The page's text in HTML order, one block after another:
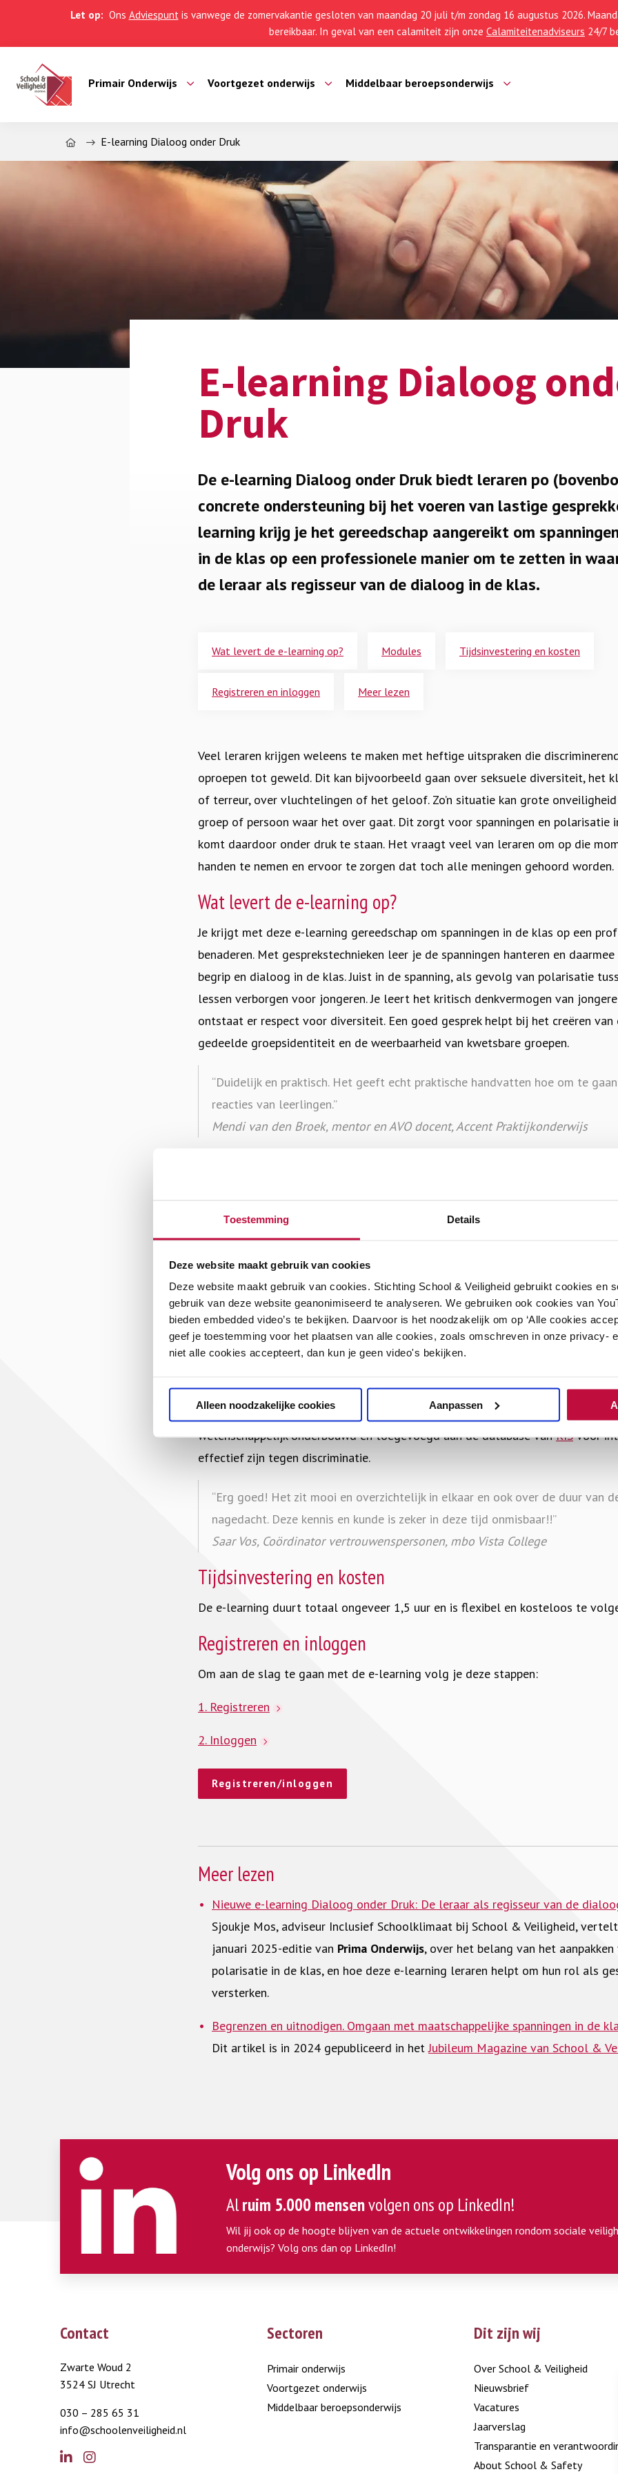
Toestemming Details
Deze website maakt gebruik van cookies
Deze website maakt gebruik van cookies. Stichting School & Veiligheid gebruikt cookies en
gebruik van deze website geanonimiseerd te analyseren. We gebruiken ook cookies van
bieden embedded video’s te bekijken. Daarvoor is het noodzakelijk om op ‘Alle cookies
geef je toestemming voor het plaatsen van alle cookies, zoals omschreven in onze privacy-
niet alle cookies accepteert, dan kun je geen video's bekijken.
Alleen noodzakelijke cookies Aanpassen
Let op: Ons Adviespuntis vanwege de zomervakantie gesloten van maandag 20 juli t/m zondag 16 augustus 2026.
bereikbaar. In geval van een calamiteit zijn onze Calamiteitenadviseurs 24/7
Primair Onderwijs Voortgezet onderwijs Middelbaar beroepsonderwijs
Home E-learning Dialoog onder Druk
E-learning Dialoog
Druk
De e-learning Dialoog onder Druk biedt leraren po
concrete ondersteuning bij het voeren van lastige
learning krijg je het gereedschap aangereikt om
in de klas op een professionele manier om te zetten in
de leraar als regisseur van de dialoog in de klas.
Wat levert de e-learning op? Modules Tijdsinvestering en kosten
Registreren en inloggen Meer lezen
Veel leraren krijgen weleens te maken met heftige uitspraken die
oproepen tot geweld. Dit kan bijvoorbeeld gaan over seksuele diversiteit, het
of terreur, over vluchtelingen of het geloof. Zo’n situatie kan grote
groep of persoon waar het over gaat. Dit zorgt voor spanningen en polarisatie
komt daardoor onder druk te staan. Het vraagt veel van leraren om op die
handen te nemen en ervoor te zorgen dat toch alle meningen gehoord worden.
Wat levert de e-learning op?
Je krijgt met deze e-learning gereedschap om spanningen in de klas op een
benaderen. Met gesprekstechnieken leer je de spanningen hanteren en
begrip en dialoog in de klas. Juist in de spanning, als gevolg van polarisatie
lessen verborgen voor jongeren. Je leert het kritisch denkvermogen van
ontstaat er respect voor diversiteit. Een goed gesprek helpt bij het creëren van
gedeelde groepsidentiteit en de weerbaarheid van kwetsbare groepen.
“Duidelijk en praktisch. Het geeft echt praktische handvatten hoe om te
reacties van leerlingen.”
Mendi van den Broek, mentor en AVO docent, Accent Praktijkonderwijs
Introductiemodule
Module 2 | Polarisatie in de klas
Module 3 | Op zoek naar verbinding
Module 4 | Begrenzen en Uitnodigen
Module 5 | Een veilige dialoog
Dialoog onder Druk die Stichting School & Veiligheid vele jaren heeft gegeven.
geëvalueerd door Movisie en leraren hebben de training als zeer nuttig
wetenschappelijk onderbouwd en toegevoegd aan de database vanKISvoor
effectief zijn tegen discriminatie.
“Erg goed! Het zit mooi en overzichtelijk in elkaar en ook over de duur van
nagedacht. Deze kennis en kunde is zeker in deze tijd onmisbaar!!”
Saar Vos, Coördinator vertrouwenspersonen, mbo Vista College
Tijdsinvestering en kosten
De e-learning duurt totaal ongeveer 1,5 uur en is flexibel en kosteloos te
Registreren en inloggen
Om aan de slag te gaan met de e-learning volg je deze stappen:
1. Registreren
2. Inloggen
Registreren/inloggen
Meer lezen
Nieuwe e-learning Dialoog onder Druk: De leraar als regisseur van de
Sjoukje Mos, adviseur Inclusief Schoolklimaat bij School & Veiligheid,
januari 2025-editie van Prima Onderwijs, over het belang van het aanpakken
polarisatie in de klas, en hoe deze e-learning leraren helpt om hun rol als
versterken.
Begrenzen en uitnodigen. Omgaan met maatschappelijke spanningen in de
Dit artikel is in 2024 gepubliceerd in hetJubileum Magazine van School &
Volg ons op LinkedIn
Alruim 5.000 mensenvolgen ons op LinkedIn!
Wil jij ook op de hoogte blijven van de actuele ontwikkelingen rondom sociale
onderwijs? Volg ons dan op LinkedIn!
Contact
Zwarte Woud 2
3524 SJ Utrecht
030 – 285 65 31
info@schoolenveiligheid.nl
Sectoren
Primair onderwijs
Voortgezet onderwijs
Middelbaar beroepsonderwijs
Dit zijn wij
Over School & Veiligheid
Nieuwsbrief
Vacatures
Jaarverslag
Transparantie en
About School & Safety